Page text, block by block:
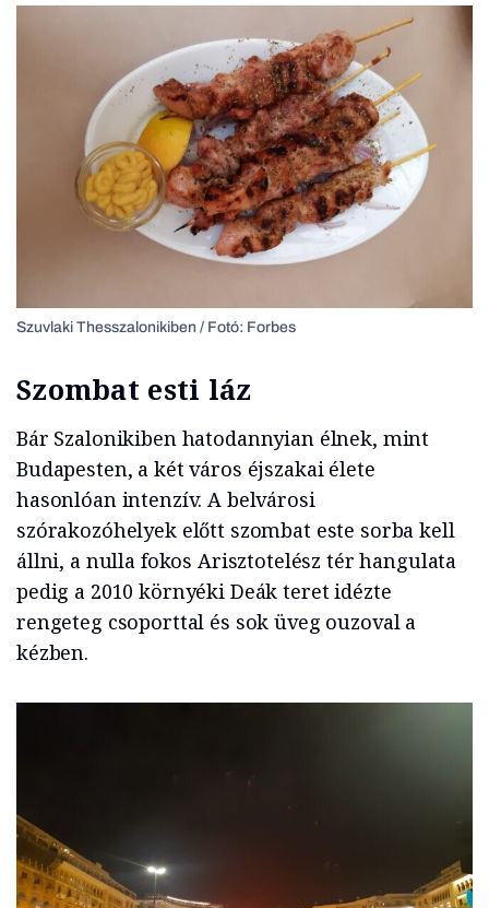
Szuvlaki Thesszalonikiben / Fotó: Forbes
Szombat esti láz
Bár Szalonikiben hatodannyian élnek, mint
Budapesten, a két város éjszakai élete
hasonlóan intenzív. A belvárosi
szórakozóhelyek előtt szombat este sorba kell
állni, a nulla fokos Arisztotelész tér hangulata
pedig a 2010 környéki Deák teret idézte
rengeteg csoporttal és sok üveg ouzoval a
kézben.